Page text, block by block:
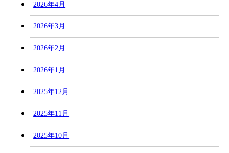
2026年4月
2026年3月
2026年2月
2026年1月
2025年12月
2025年11月
2025年10月